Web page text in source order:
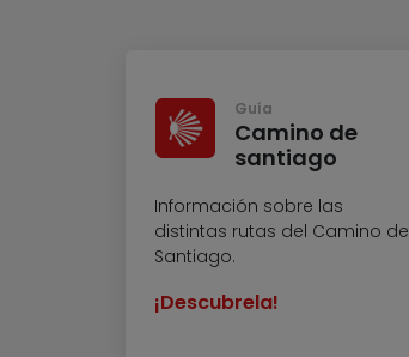
Guía
Camino de
santiago
Información sobre las
distintas rutas del Camino de
Santiago.
¡Descubrela!